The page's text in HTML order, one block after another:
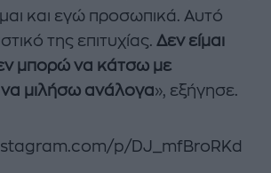
και εγώ προσωπικά. Αυτό
της επιτυχίας. Δεν είμαι
μπορώ να κάτσω με
να μιλήσω ανάλογα», εξήγησε.
p/DJ_mfBroRKd